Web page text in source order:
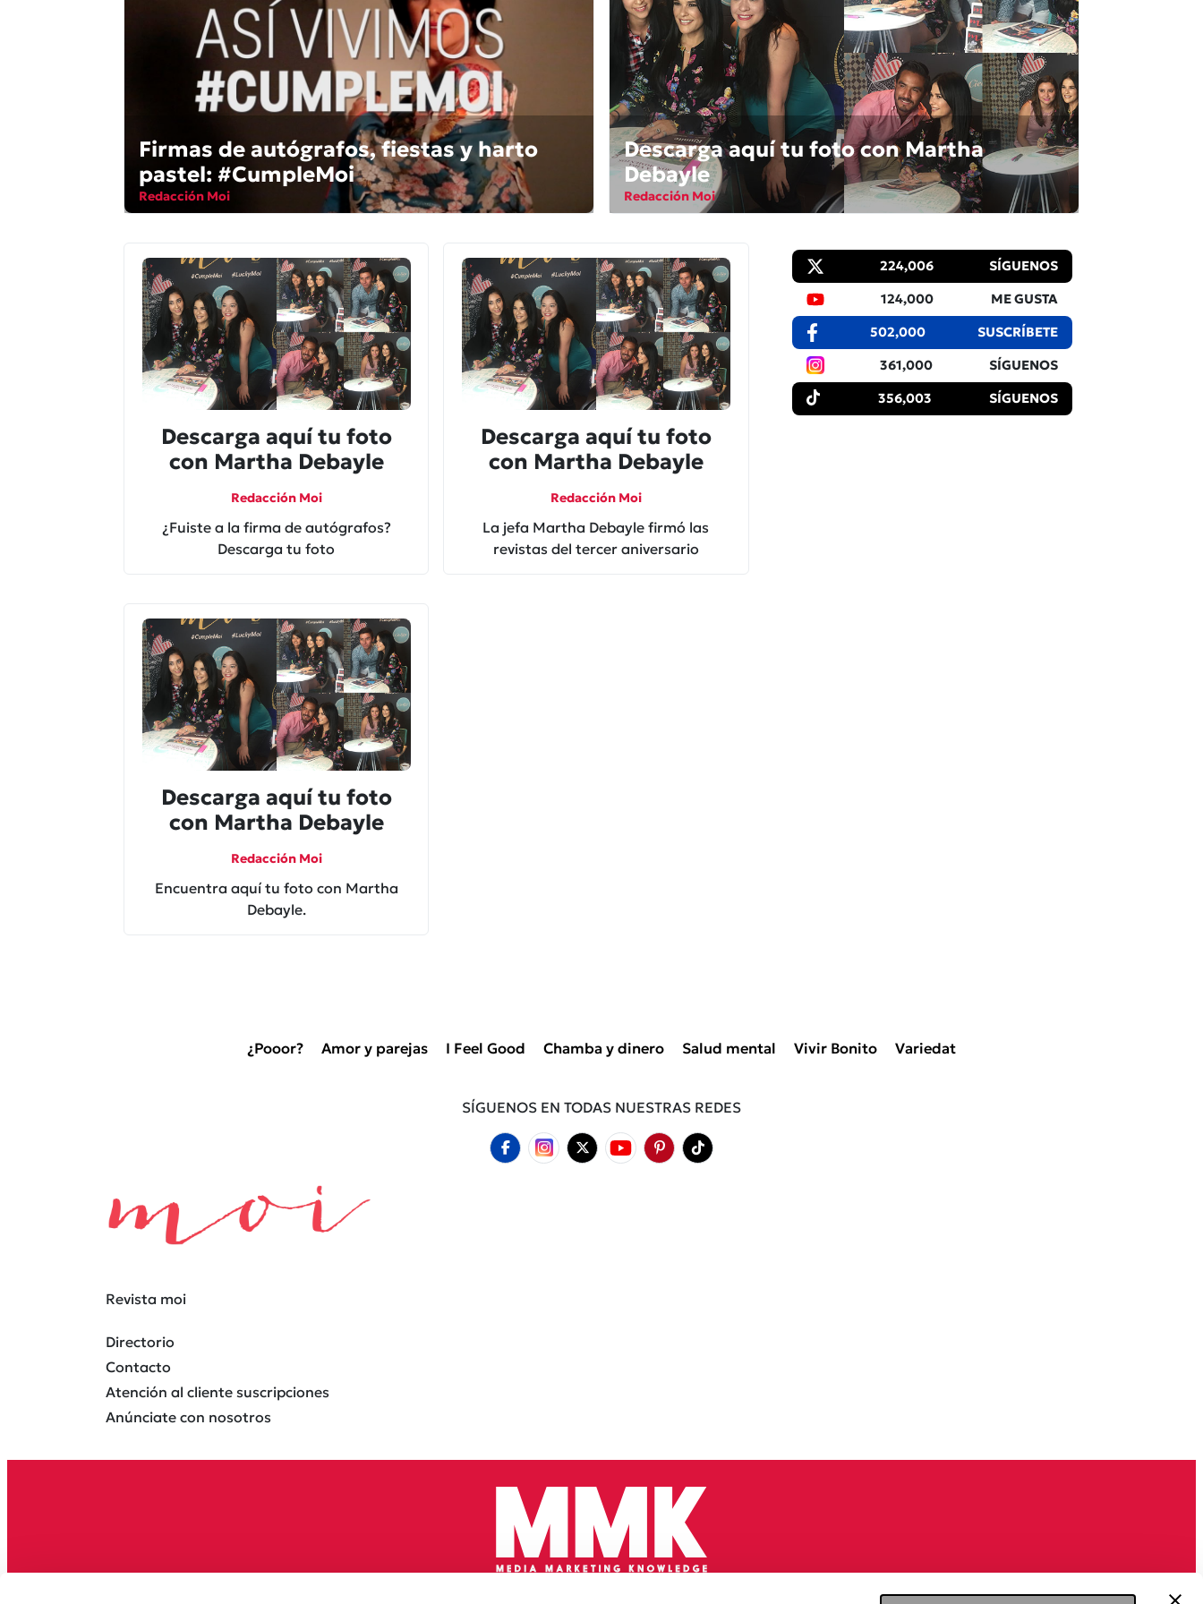
Firmas de autógrafos, fiestas y harto
pastel: #CumpleMoi
Redacción Moi
Descarga aquí tu foto con Martha
Debayle
Redacción Moi
Descarga aquí tu foto
con Martha Debayle
Redacción Moi
¿Fuiste a la firma de autógrafos?
Descarga tu foto
Descarga aquí tu foto
con Martha Debayle
Redacción Moi
La jefa Martha Debayle firmó las
revistas del tercer aniversario
Descarga aquí tu foto
con Martha Debayle
Redacción Moi
Encuentra aquí tu foto con Martha
Debayle.
224,006 SÍGUENOS
124,000 ME GUSTA
502,000 SUSCRÍBETE
361,000 SÍGUENOS
356,003 SÍGUENOS
¿Pooor? Amor y parejas I Feel Good Chamba y dinero Salud mental Vivir Bonito Variedat
SÍGUENOS EN TODAS NUESTRAS REDES
Revista moi
Directorio
Contacto
Atención al cliente suscripciones
Anúnciate con nosotros